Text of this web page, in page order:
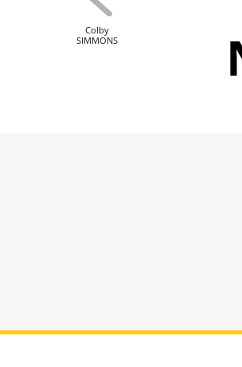
Colby
SIMMONS